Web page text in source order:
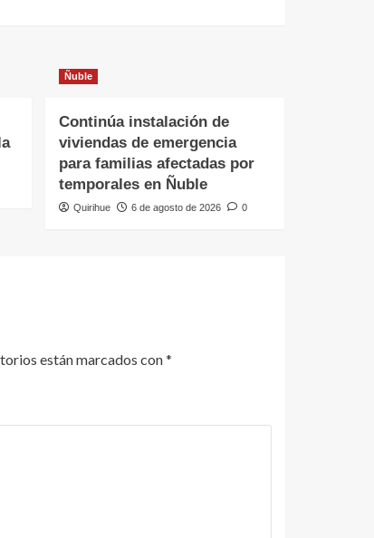
Ñuble
Continúa instalación de
viviendas de emergencia
para familias afectadas por
temporales en Ñuble
Quirihue 6 de agosto de 2026 0
están marcados con*